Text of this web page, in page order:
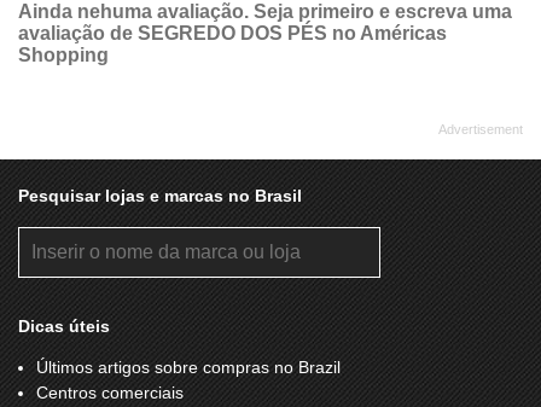
Ainda nehuma avaliação. Seja primeiro e escreva uma
avaliação de SEGREDO DOS PÉS no Américas
Shopping
Pesquisar lojas e marcas no Brasil
Dicas úteis
Últimos artigos sobre compras no Brazil
Centros comerciais